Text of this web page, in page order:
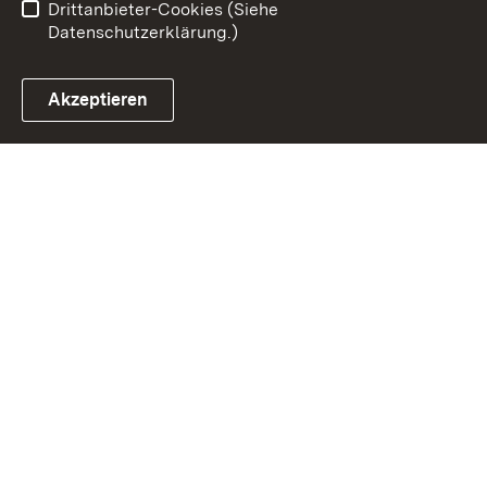
Drittanbieter-Cookies (Siehe
Datenschutzerklärung.)
Akzeptieren